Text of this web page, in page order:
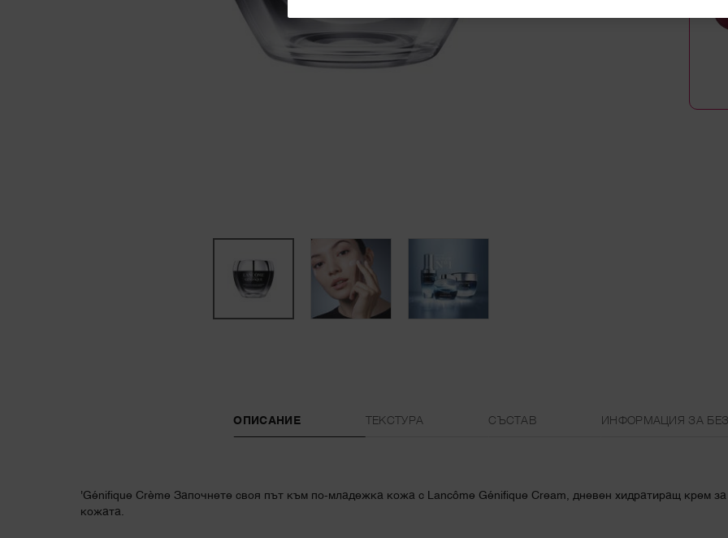
ОПИСАНИЕ ТЕКСТУРА СЪСТАВ ИНФОРМАЦИЯ ЗА
'Génifique Crème Започнете своя път към по-младежка кожа с Lancôme Génifique Cream, дневен хидратиращ крем
кожата.